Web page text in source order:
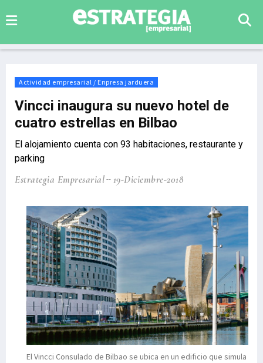
Actividad empresarial / Enpresa jarduera
Vincci inaugura su nuevo hotel de
cuatro estrellas en Bilbao
El alojamiento cuenta con 93 habitaciones, restaurante y
parking
Estrategia Empresarial 19-Diciembre-2018
El Vincci Consulado de Bilbao se ubica en un edificio que simula